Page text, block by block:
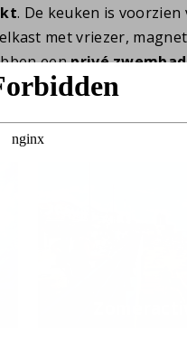
. De keuken is voorzien
met vriezer,
eenprivé zwembad